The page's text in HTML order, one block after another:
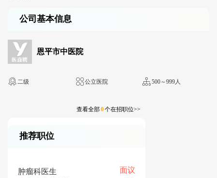
公司基本信息
恩平市中医院
二级 公立医院 500～999人
查看全部0个在招职位>>
推荐职位
肿瘤科医生 面议